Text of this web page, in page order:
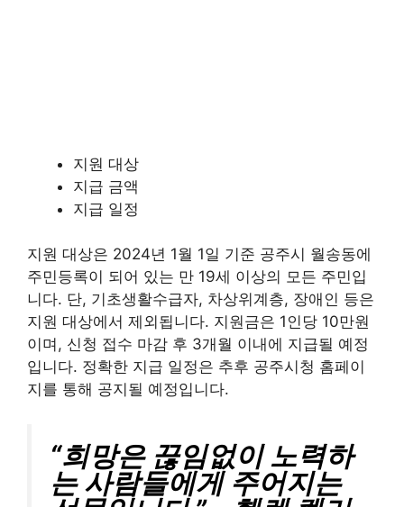
지원 대상
지급 금액
지급 일정
지원 대상은 2024년 1월 1일 기준 공주시 월송동에
주민등록이 되어 있는 만 19세 이상의 모든 주민입
니다. 단, 기초생활수급자, 차상위계층, 장애인 등은
지원 대상에서 제외됩니다. 지원금은 1인당 10만원
이며, 신청 접수 마감 후 3개월 이내에 지급될 예정
입니다. 정확한 지급 일정은 추후 공주시청 홈페이
지를 통해 공지될 예정입니다.
“희망은 끊임없이 노력하
는 사람들에게 주어지는